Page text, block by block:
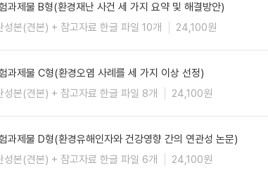
과제물 B형(환경재난 사건 세 가지 요약 및 해결방안)
성본(견본) + 참고자료 한글 파일 10개 24,100원
과제물 C형(환경오염 사례를 세 가지 이상 선정)
성본(견본) + 참고자료 한글 파일 8개 24,100원
과제물 D형(환경유해인자와 건강영향 간의 연관성 논문)
성본(견본) + 참고자료 한글 파일 6개 24,100원